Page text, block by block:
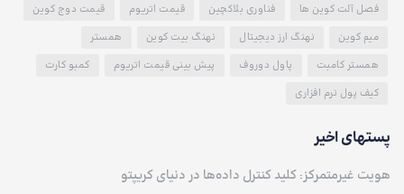
فصل آلت کوین ها
فناوری بلاکچین قیمت اتریوم
قیمت دوج کوین
میم کوین
نهنگ ارز دیجیتال نهنگ بیت کوین
همستر
همستر کامبت
پاول دوروف پیش بینی قیمت اتریوم
کمبو کارت
کیف پول نرم افزاری
پستهای اخیر
هویت غیرمتمرکز: کلید کنترل داده‌ها در دنیای کریپتو